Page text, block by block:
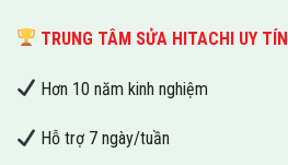
TRUNG TÂM SỬA HITACHI UY TÍN
Hơn 10 năm kinh nghiệm
Hỗ trợ 7 ngày/tuần